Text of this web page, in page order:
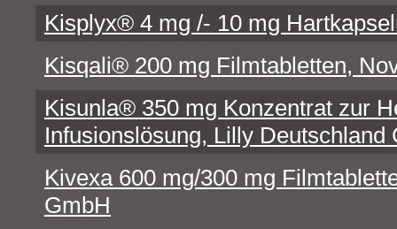
Kisplyx® 4 mg /- 10 mg
Kisqali® 200 mg Filmtabletten,
Kisunla® 350 mg Konzentrat zur
Infusionslösung, Lilly Deutschland
Kivexa 600 mg/300 mg
GmbH